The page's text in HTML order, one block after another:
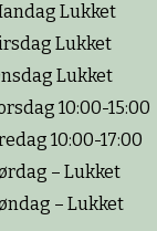
Lukket
Lukket
Lukket
10:00-15:00
10:00-17:00
– Lukket
– Lukket